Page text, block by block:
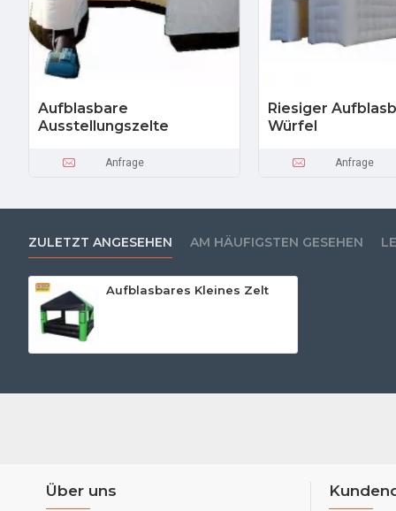
Aufblasbare
Ausstellungszelte
Anfrage
Riesiger
Würfel
Anfrage
ZULETZT ANGESEHEN AM HÄUFIGSTEN GESEHEN
Aufblasbares Kleines Zelt
Über uns